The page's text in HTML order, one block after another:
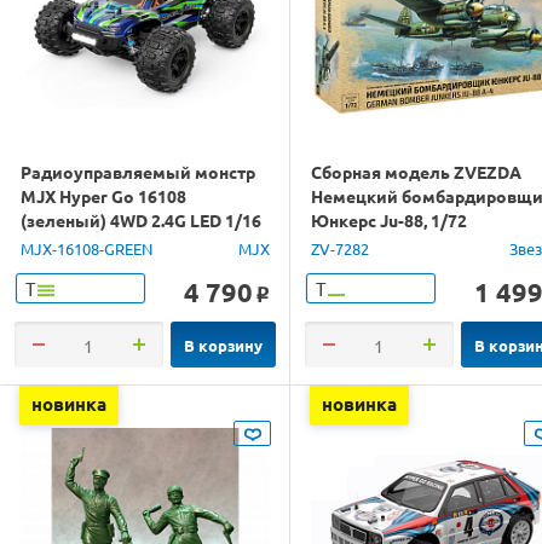
Радиоуправляемый монстр
MJX Hyper Go 16108
(зеленый) 4WD 2.4G LED 1/16
RTR
MJX-16108-GREEN MJX
Т 4 790 o
В корзину
Сборная модель ZVEZDA
Немецкий
Юнкерс Ju-88, 1/72
ZV-7282
Т 1 499
В
новинка новинка